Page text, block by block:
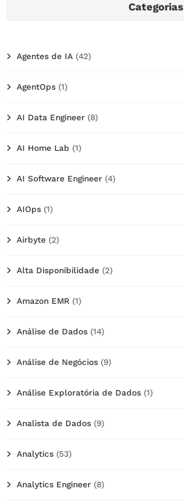
Categorias
Agentes de IA (42)
AgentOps (1)
AI Data Engineer (8)
AI Home Lab (1)
AI Software Engineer (4)
AIOps (1)
Airbyte (2)
Alta Disponibilidade (2)
Amazon EMR (1)
Análise de Dados (14)
Análise de Negócios (9)
Análise Exploratória de Dados (1)
Analista de Dados (9)
Analytics (53)
Analytics Engineer (8)